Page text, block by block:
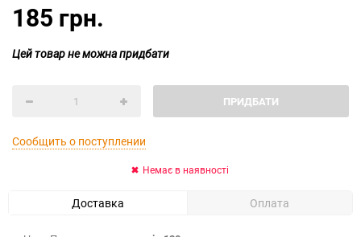
185 грн.
Цей товар не можна придбати
ПРИДБАТИ
Сообщить о поступлении
Немає в наявності
Доставка Оплата